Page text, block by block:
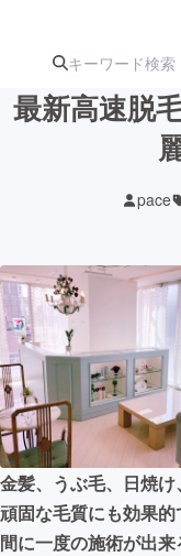
ターン
ジ
アート・
テクノロ
映像・映
ビジネス
まちづく
最新高速脱
pace
金髪、うぶ毛、日焼
頑固な毛質にも効果的
間に一度の施術が出